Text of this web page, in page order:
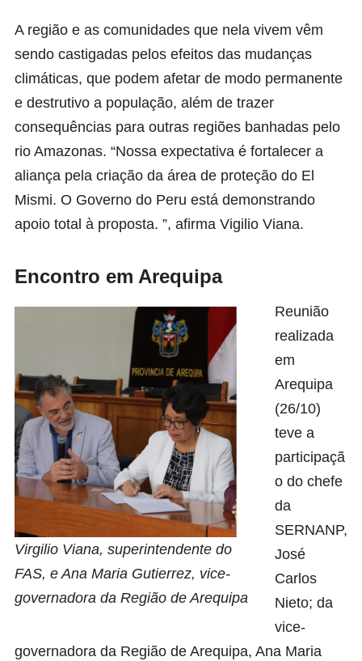
A região e as comunidades que nela vivem vêm
sendo castigadas pelos efeitos das mudanças
climáticas, que podem afetar de modo permanente
e destrutivo a população, além de trazer
consequências para outras regiões banhadas pelo
rio Amazonas. “Nossa expectativa é fortalecer a
aliança pela criação da área de proteção do El
Mismi. O Governo do Peru está demonstrando
apoio total à proposta. ”, afirma Vigilio Viana.
Encontro em Arequipa
Virgilio Viana, superintendente do
FAS, e Ana Maria Gutierrez, vice-
governadora da Região de Arequipa
Reunião
realizada
em
Arequipa
(26/10)
teve a
participaçã
o do chefe
da
SERNANP,
José
Carlos
Nieto; da
vice-
governadora da Região de Arequipa, Ana Maria